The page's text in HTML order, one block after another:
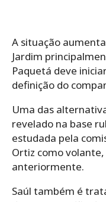
A situação
Jardim
Paquetá deve
definição do
Uma das
revelado na base
estudada pela
Ortiz como
anteriormente.
Saúl também é